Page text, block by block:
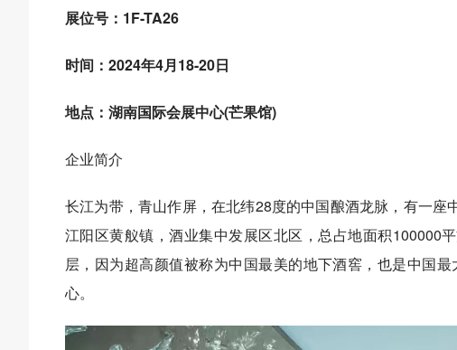
展位号：1F-TA26
时间：2024年4月18-20日
地点：湖南国际会展中心(芒果馆)
企业简介
长江为带，青山作屏，在北纬28度的中国酿酒龙脉，有一座
江阳区黄舣镇，酒业集中发展区北区，总占地面积100000
层，因为超高颜值被称为中国最美的地下酒窖，也是中国
心。